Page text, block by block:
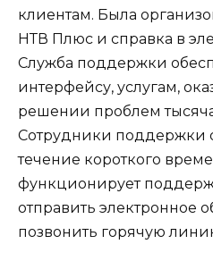
клиентам. Была
НТВ Плюс и справка в
Служба поддержки
интерфейсу, услугам,
решении проблем
Сотрудники поддержки
течение короткого
функционирует
отправить электронное
позвонить горячую